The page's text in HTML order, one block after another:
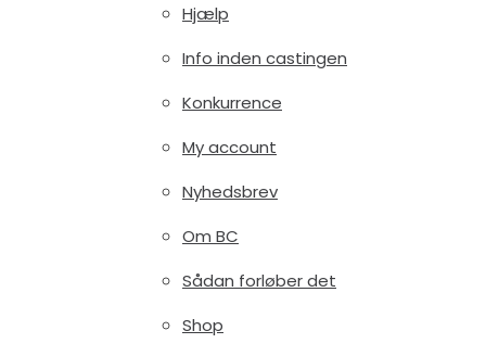
Hjælp
Info inden castingen
Konkurrence
My account
Nyhedsbrev
Om BC
Sådan forløber det
Shop